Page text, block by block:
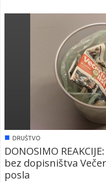
■ DRUŠTVO
DONOSIMO
bez dopisništva
posla